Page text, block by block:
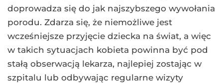
doprowadza się do jak najszybszego wywołania
porodu. Zdarza się, że niemożliwe jest
wcześniejsze przyjęcie dziecka na świat, a więc
w takich sytuacjach kobieta powinna być pod
stałą obserwacją lekarza, najlepiej zostając w
szpitalu lub odbywając regularne wizyty